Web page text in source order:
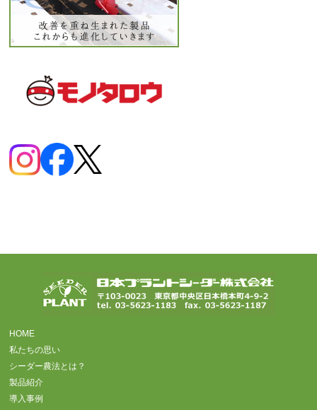
HOME
私たちの思い
シーダー農法とは？
製品紹介
導入事例